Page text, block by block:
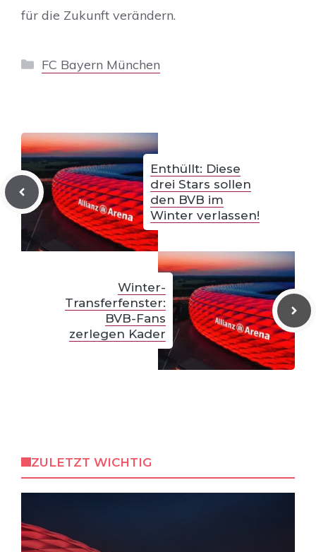
für die Zukunft verändern.
Kategorien
FC Bayern München
Enthüllt: Diese
drei Stars sollen
den BVB im
Winter verlassen!
Winter-
Transferfenster:
BVB-Fans
zerlegen Kader
ZULETZT WICHTIG